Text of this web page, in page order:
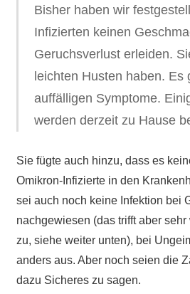
Bisher haben wir
Infizierten keinen
Geruchsverlust erleiden.
leichten Husten haben. Es
auffälligen Symptome.
werden derzeit zu Hause
Sie fügte auch hinzu, dass es
Omikron-Infizierte in den
sei auch noch keine Infektion bei
nachgewiesen (das trifft aber
zu, siehe weiter unten), bei
anders aus. Aber noch seien die
dazu Sicheres zu sagen.